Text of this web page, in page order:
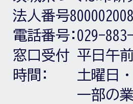
法人番号
電話番号: 029-883-
窓口受付
時間:
平日午
土曜日
一部の